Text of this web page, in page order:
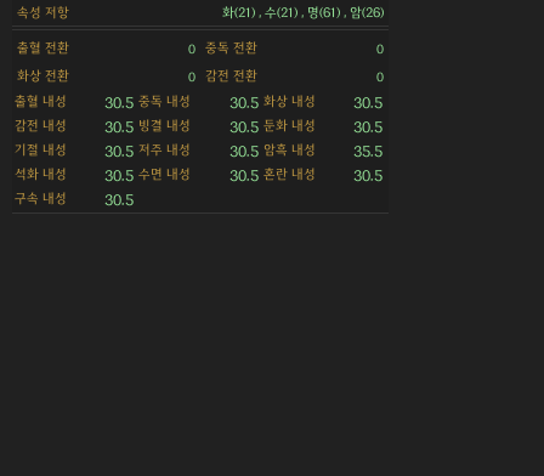
속성 저항
화(21) , 수(21) , 명(61) , 암(26)
출혈 전환 0 중독 전환 0
화상 전환 0 감전 전환 0
출혈 내성 30.5 중독 내성 30.5 화상 내성 30.5
감전 내성 30.5 빙결 내성 30.5 둔화 내성 30.5
기절 내성 30.5 저주 내성 30.5 암흑 내성 35.5
석화 내성 30.5 수면 내성 30.5 혼란 내성 30.5
구속 내성 30.5